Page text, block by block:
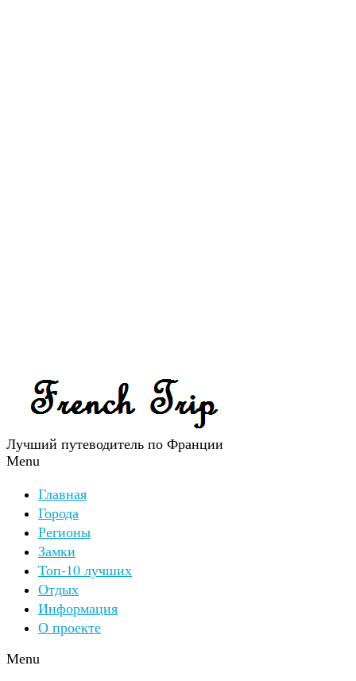
Лучший путеводитель по Франции
Menu
Главная
Города
Регионы
Замки
Топ-10 лучших
Отдых
Информация
О проекте
Menu